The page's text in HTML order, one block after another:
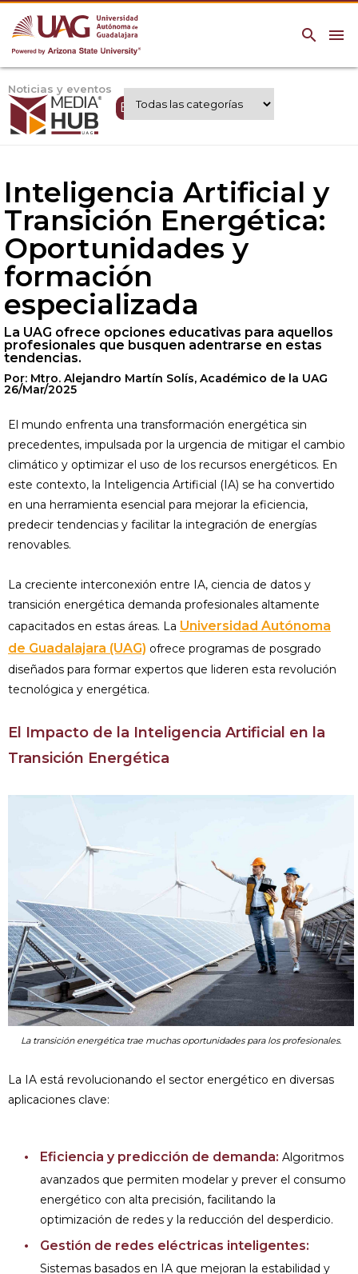
menu
search
Noticias y eventos
Expertos UAG
Inteligencia Artificial y
Transición Energética:
Oportunidades y
formación
especializada
La UAG ofrece opciones educativas para aquellos
profesionales que busquen adentrarse en estas
tendencias.
Por: Mtro. Alejandro Martín Solís, Académico de la UAG
26/Mar/2025
El mundo enfrenta una transformación energética sin
precedentes, impulsada por la urgencia de mitigar el cambio
climático y optimizar el uso de los recursos energéticos. En
este contexto, la Inteligencia Artificial (IA) se ha convertido
en una herramienta esencial para mejorar la eficiencia,
predecir tendencias y facilitar la integración de energías
renovables.
La creciente interconexión entre IA, ciencia de datos y
transición energética demanda profesionales altamente
capacitados en estas áreas. La Universidad Autónoma
de Guadalajara (UAG) ofrece programas de posgrado
diseñados para formar expertos que lideren esta revolución
tecnológica y energética.
El Impacto de la Inteligencia Artificial en la
Transición Energética
La transición energética trae muchas oportunidades para los profesionales.
La IA está revolucionando el sector energético en diversas
aplicaciones clave:
Eficiencia y predicción de demanda: Algoritmos
avanzados que permiten modelar y prever el consumo
energético con alta precisión, facilitando la
optimización de redes y la reducción del desperdicio.
Gestión de redes eléctricas inteligentes:
Sistemas basados en IA que mejoran la estabilidad y